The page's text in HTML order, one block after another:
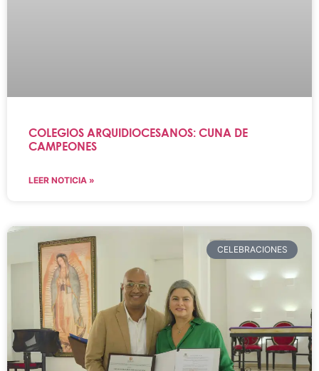
COLEGIOS ARQUIDIOCESANOS: CUNA DE
CAMPEONES
LEER NOTICIA »
CELEBRACIONES